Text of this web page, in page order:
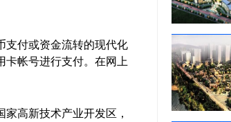
支付或资金流转的现代化
卡帐号进行支付。在网上
高新技术产业开发区，